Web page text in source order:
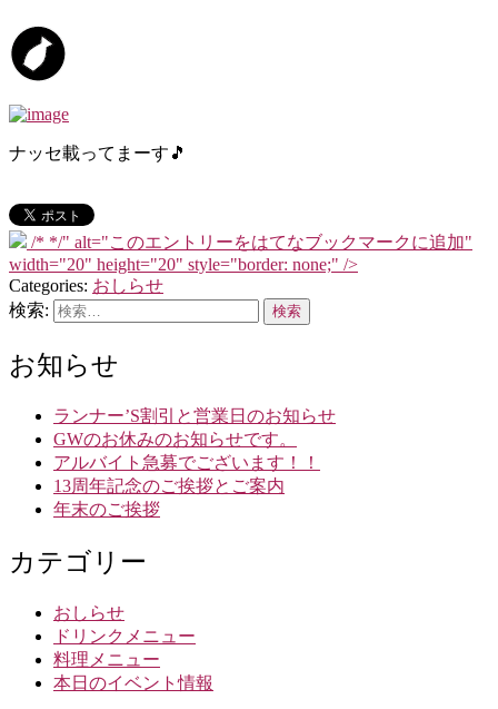
ナッセ載ってまーす🎵
/* */" alt="このエントリーをはてなブックマークに追加"
width="20" height="20" style="border: none;" />
Categories: おしらせ
検索:
お知らせ
ランナー’S割引と営業日のお知らせ
GWのお休みのお知らせです。
アルバイト急募でございます！！
13周年記念のご挨拶とご案内
年末のご挨拶
カテゴリー
おしらせ
ドリンクメニュー
料理メニュー
本日のイベント情報